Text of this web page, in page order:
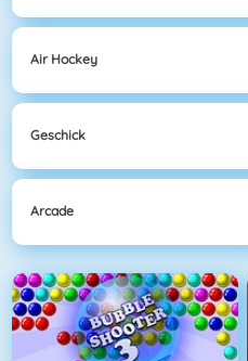
Air Hockey
Geschick
Arcade